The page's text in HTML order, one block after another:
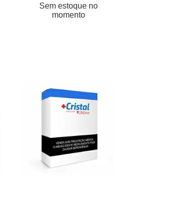
Sem estoque no
momento